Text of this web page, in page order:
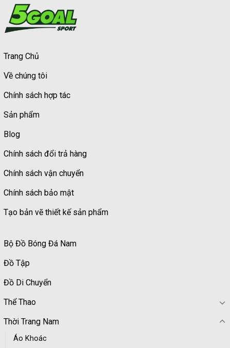
Trang Chủ
Về chúng tôi
Chính sách hợp tác
Sản phẩm
Blog
Chính sách đổi trả hàng
Chính sách vận chuyển
Chính sách bảo mật
Tạo bản vẽ thiết kế sản phẩm
Bộ Đồ Bóng Đá Nam
Đồ Tập
Đồ Di Chuyển
Thể Thao
Thời Trang Nam
Áo Khoác